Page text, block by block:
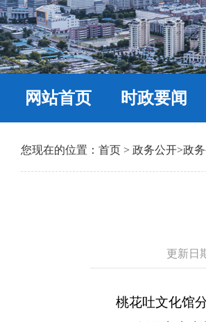
网站首页 时政要闻
您现在的位置： 首页 > 政务公开>政
更新日
桃花吐文化馆